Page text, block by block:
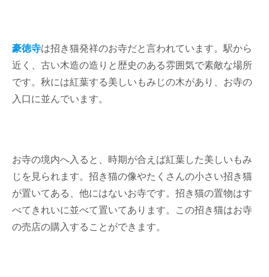
豪徳寺は招き猫発祥のお寺だと言われています。駅から
近く、古い木造の造りと歴史のある雰囲気で素敵な場所
です。秋には紅葉する美しいもみじの木があり、お寺の
入口に並んでいます。
お寺の境内へ入ると、時期が合えば紅葉した美しいもみ
じを見られます。招き猫の像やたくさんの小さい招き猫
が置いてある、他にはないお寺です。招き猫の置物はす
べてきれいに並べて置いてあります。この招き猫はお寺
の売店の購入することができます。